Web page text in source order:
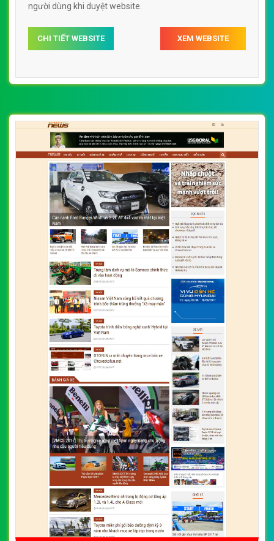
người dùng khi duyệt website.
CHI TIẾT WEBSITE XEM WEBSITE